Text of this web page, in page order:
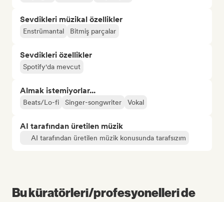
Sevdikleri müzikal özellikler
Enstrümantal Bitmiş parçalar
Sevdikleri özellikler
Spotify'da mevcut
Almak istemiyorlar...
Beats/Lo-fi Singer-songwriter Vokal
AI tarafından üretilen müzik
AI tarafından üretilen müzik konusunda tarafsızım
Bu küratörleri/profesyonelleri de